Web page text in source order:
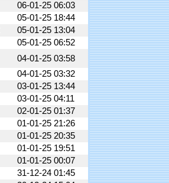
06-01-25 06:03
05-01-25 18:44
05-01-25 13:04
05-01-25 06:52
04-01-25 03:58
04-01-25 03:32
03-01-25 13:44
03-01-25 04:11
02-01-25 01:37
01-01-25 21:26
01-01-25 20:35
01-01-25 19:51
01-01-25 00:07
31-12-24 01:45